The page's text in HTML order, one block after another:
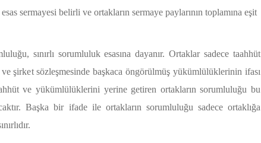
sermayesi belirli ve ortakların sermaye paylarının toplamına eşit
sınırlı sorumluluk esasına dayanır. Ortaklar sadece taahhüt
ve şirket sözleşmesinde başkaca öngörülmüş yükümlülüklerinin ifası
ve yükümlülüklerini yerine getiren ortakların sorumluluğu bu
Başka bir ifade ile ortakların sorumluluğu sadece ortaklığa